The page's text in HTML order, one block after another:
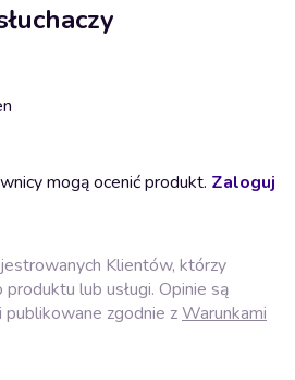
mogą ocenić produkt. Zaloguj
Klientów, którzy
lub usługi. Opinie są
zgodnie zWarunkami